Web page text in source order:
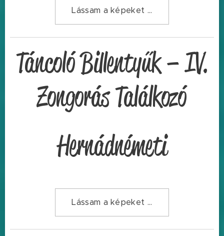
Lássam a képeket ...
Táncoló Billentyűk – IV.
Zongorás Találkozó
Hernádnémeti
Lássam a képeket ...